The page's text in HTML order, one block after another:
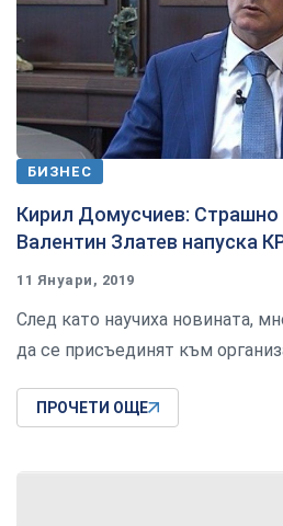
БИЗНЕС
Кирил Домусчиев:
Валентин Златев напуска
11 Януари, 2019
След като научиха новината,
да се присъединят към
ПРОЧЕТИ ОЩЕ